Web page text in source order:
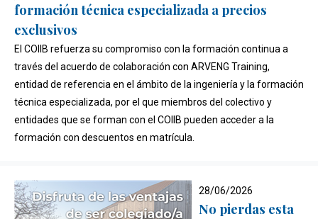
formación técnica especializada a precios
exclusivos
El COIIB refuerza su compromiso con la formación continua a
través del acuerdo de colaboración con ARVENG Training,
entidad de referencia en el ámbito de la ingeniería y la formación
técnica especializada, por el que miembros del colectivo y
entidades que se forman con el COIIB pueden acceder a la
formación con descuentos en matrícula.
28/06/2026
No pierdas esta